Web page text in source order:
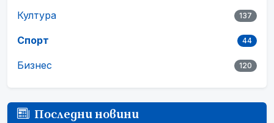
Култура 137
Спорт 44
Бизнес 120
Последни новини